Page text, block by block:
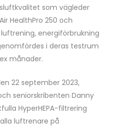
som vägleder
HealthPro 250 och
energiförbrukning
i deras testrum
månader.
22 september 2023,
seniorskribenten Danny
HyperHEPA-filtrering
luftrenare på